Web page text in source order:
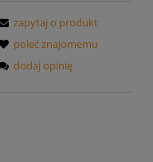
zapytaj o produkt
poleć znajomemu
dodaj opinię